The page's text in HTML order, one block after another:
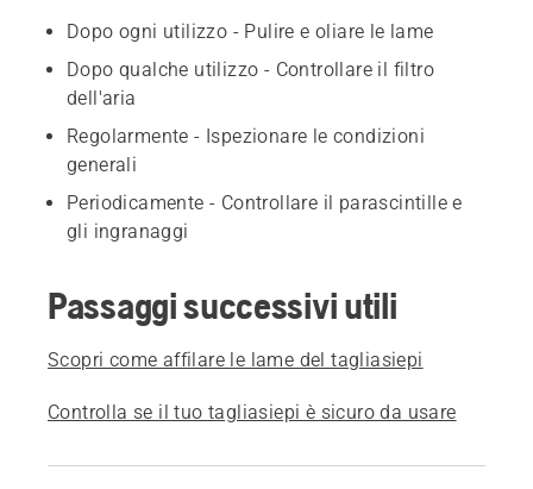
Dopo ogni utilizzo - Pulire e oliare le lame
Dopo qualche utilizzo - Controllare il filtro
dell'aria
Regolarmente - Ispezionare le condizioni
generali
Periodicamente - Controllare il parascintille e
gli ingranaggi
Passaggi successivi utili
Scopri come affilare le lame del tagliasiepi
Controlla se il tuo tagliasiepi è sicuro da usare